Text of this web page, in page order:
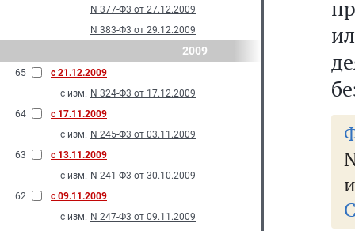
N 377-Ф3 от 27.12.2009
N 383-Ф3 от 29.12.2009
2009
65
с 21.12.2009
с изм. N 324-Ф3 от 17.12.2009
64
с 17.11.2009
с изм. N 245-Ф3 от 03.11.2009
63
с 13.11.2009
с изм. N 241-Ф3 от 30.10.2009
62
с 09.11.2009
с изм. N 247-Ф3 от 09.11.2009